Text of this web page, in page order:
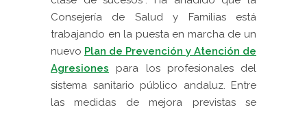
Consejería de Salud y Familias está
trabajando en la puesta en marcha de un
nuevo Plan de Prevención y Atención de
Agresiones para los profesionales del
sistema sanitario público andaluz. Entre
las medidas de mejora previstas se